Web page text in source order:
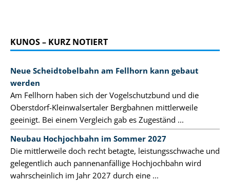
KUNOS – KURZ NOTIERT
Neue Scheidtobelbahn am Fellhorn kann gebaut
werden
Am Fellhorn haben sich der Vogelschutzbund und die
Oberstdorf-Kleinwalsertaler Bergbahnen mittlerweile
geeinigt. Bei einem Vergleich gab es Zugeständ ...
Neubau Hochjochbahn im Sommer 2027
Die mittlerweile doch recht betagte, leistungsschwache und
gelegentlich auch pannenanfällige Hochjochbahn wird
wahrscheinlich im Jahr 2027 durch eine ...